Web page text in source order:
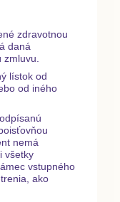
zdravotnou
daná
zmluvu.
lístok od
od iného
nemá
všetky
vstupného
ako